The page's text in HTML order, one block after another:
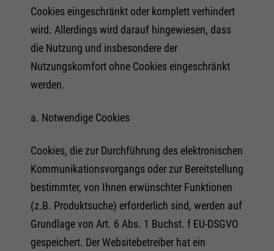
Cookies eingeschränkt oder komplett verhindert
wird. Allerdings wird darauf hingewiesen, dass
die Nutzung und insbesondere der
Nutzungskomfort ohne Cookies eingeschränkt
werden.
a. Notwendige Cookies
Cookies, die zur Durchführung des elektronischen
Kommunikationsvorgangs oder zur Bereitstellung
bestimmter, von Ihnen erwünschter Funktionen
(z.B. Produktsuche) erforderlich sind, werden auf
Grundlage von Art. 6 Abs. 1 Buchst. f EU-DSGVO
gespeichert. Der Websitebetreiber hat ein